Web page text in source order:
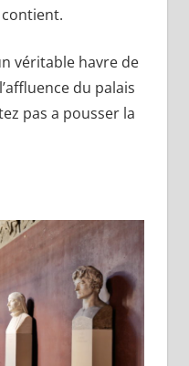
véritable havre de
du palais
pas a pousser la